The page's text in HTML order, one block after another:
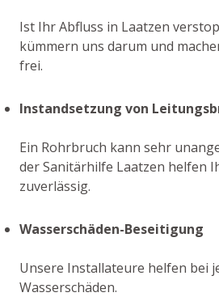
Ist Ihr Abfluss in Laatzen
kümmern uns darum und
frei.
Instandsetzung von
Ein Rohrbruch kann sehr
der Sanitärhilfe Laatzen helfen
zuverlässig.
Wasserschäden-Beseitigung
Unsere Installateure helfen bei
Wasserschäden.